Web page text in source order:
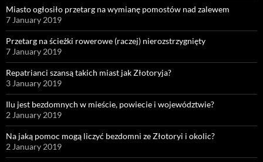
Miasto ogłosiło przetarg na wymianę pomostów nad zalewem
7 January 2019
Przetarg na ścieżki rowerowe (raczej) nierozstrzygnięty
7 January 2019
Repatrianci szansą takich miast jak Złotoryja?
3 January 2019
Ilu jest bezdomnych w mieście, powiecie i województwie?
2 January 2019
Na jaką pomoc mogą liczyć bezdomni ze Złotoryi i okolic?
2 January 2019